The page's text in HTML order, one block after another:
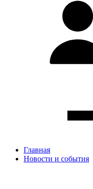
Главная
Новости и cобытия